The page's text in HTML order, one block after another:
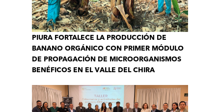
PIURA FORTALECE LA PRODUCCIÓN DE
BANANO ORGÁNICO CON PRIMER MÓDULO
DE PROPAGACIÓN DE MICROORGANISMOS
BENÉFICOS EN EL VALLE DEL CHIRA